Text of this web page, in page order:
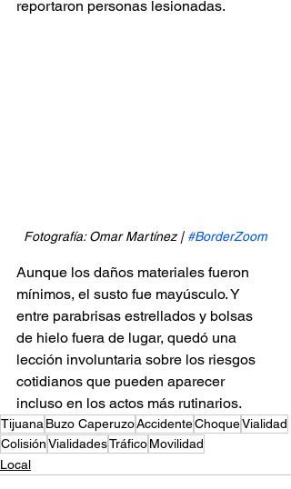
reportaron personas lesionadas.
Fotografía: Omar Martínez | #BorderZoom
Aunque los daños materiales fueron
mínimos, el susto fue mayúsculo. Y
entre parabrisas estrellados y bolsas
de hielo fuera de lugar, quedó una
lección involuntaria sobre los riesgos
cotidianos que pueden aparecer
incluso en los actos más rutinarios.
Tijuana Buzo CaperuzoAccidenteChoqueVialidad
ColisiónVialidadesTráficoMovilidad
Local